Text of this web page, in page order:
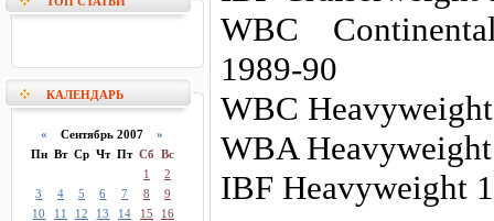
КАЛЕНДАРЬ
« Сентябрь 2007»
Пн Вт Ср Чт Пт Сб Вс
1
2
3
4 5 6 7 8
9
10
11 12 13 14 15
16
WBC
1989-90
WBC
WBA
IBF Heavyweight